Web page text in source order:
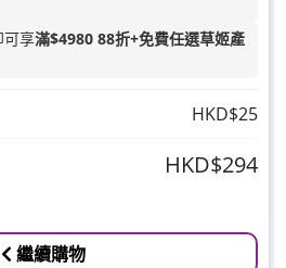
可享滿$4980 88折+免費任選草姬產
HKD$25
HKD$294
繼續購物